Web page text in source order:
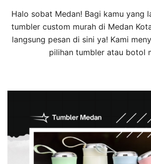
Halo sobat Medan! Bagi kamu yang
tumbler custom murah di Medan
langsung pesan di sini ya! Kami
pilihan tumbler atau botol